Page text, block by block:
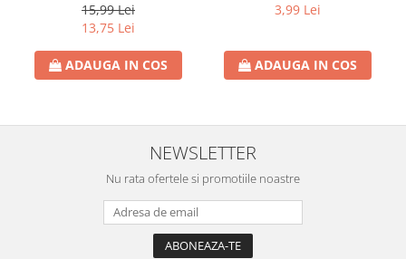
15,99 Lei
13,75 Lei
ADAUGA IN COS
3,99 Lei
ADAUGA IN COS
NEWSLETTER
Nu rata ofertele si promotiile noastre